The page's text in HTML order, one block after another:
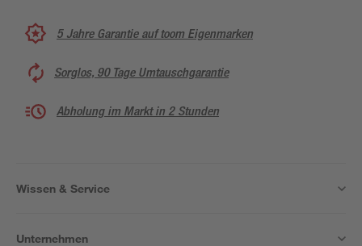
5 Jahre Garantie auf toom Eigenmarken
Sorglos, 90 Tage Umtauschgarantie
Abholung im Markt in 2 Stunden
Wissen & Service
Unternehmen